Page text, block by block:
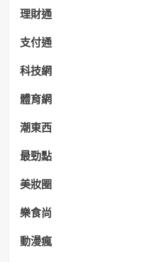
理財通
支付通
科技網
體育網
潮東西
最勁點
美妝圈
樂食尚
動漫瘋